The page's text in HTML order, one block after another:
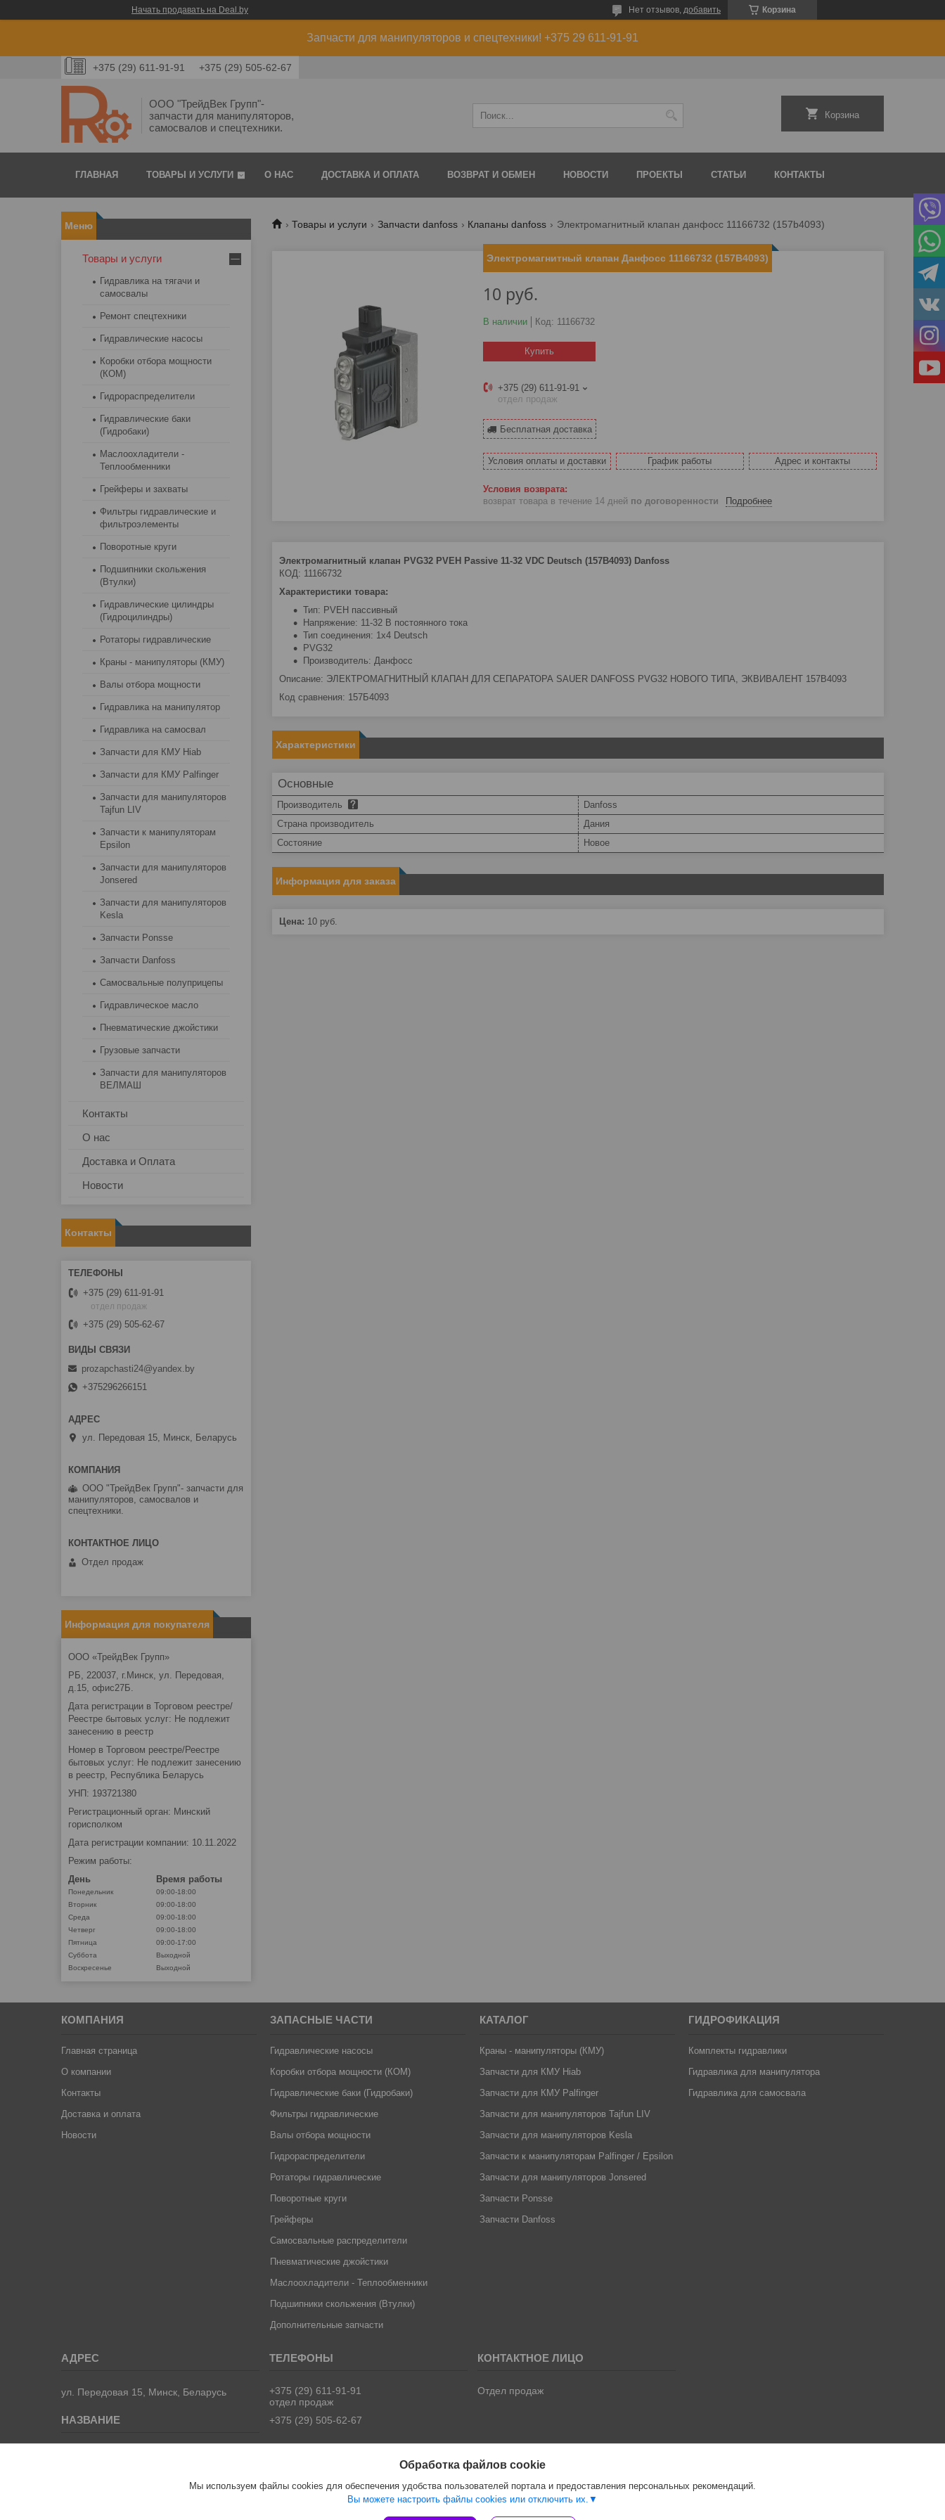
Начать продавать на Deal.by Корзина
Нет отзывов, добавить
Запчасти для манипуляторов и спецтехники! +375 29 611-91-91
+375 (29) 611-91-91 +375 (29) 505-62-67
ООО "ТрейдВек Групп"-
запчасти для манипуляторов,
самосвалов и спецтехники.
Корзина
ГЛАВНАЯ ТОВАРЫ И УСЛУГИ О НАС ДОСТАВКА И ОПЛАТА ВОЗВРАТ И ОБМЕН НОВОСТИ ПРОЕКТЫ СТАТЬИ КОНТАКТЫ
Товары и услуги Запчасти danfoss Клапаны danfoss Электромагнитный клапан данфосс 11166732 (157b4093)
Электромагнитный клапан Данфосс 11166732 (157B4093)
10 руб.
В наличии Код: 11166732
Купить
+375 (29) 611-91-91
отдел продаж
Бесплатная доставка
Условия оплаты и доставки График работы Адрес и контакты
возврат товара в течение 14 дней по договоренности Подробнее
Электромагнитный клапан PVG32 PVEH Passive 11-32 VDC Deutsch (157B4093) Danfoss
КОД: 11166732
Характеристики товара:
Тип: PVEH пассивный
Напряжение: 11-32 В постоянного тока
Тип соединения: 1x4 Deutsch
PVG32
Производитель: Данфосс
Описание: ЭЛЕКТРОМАГНИТНЫЙ КЛАПАН ДЛЯ СЕПАРАТОРА SAUER DANFOSS PVG32 НОВОГО ТИПА, ЭКВИВАЛЕНТ 157B4093
Код сравнения: 157Б4093
Характеристики
Основные
Производитель
Danfoss
Страна производитель
Дания
Состояние
Новое
Информация для заказа
Цена: 10 руб.
Товары и услуги
Гидравлика на тягачи и
самосвалы
Ремонт спецтехники
Гидравлические насосы
Коробки отбора мощности
(КОМ)
Гидрораспределители
Гидравлические баки
(Гидробаки)
Маслоохладители -
Теплообменники
Грейферы и захваты
Фильтры гидравлические и
фильтроэлементы
Поворотные круги
Подшипники скольжения
(Втулки)
Гидравлические цилиндры
(Гидроцилиндры)
Ротаторы гидравлические
Краны - манипуляторы (КМУ)
Валы отбора мощности
Гидравлика на манипулятор
Гидравлика на самосвал
Запчасти для КМУ Hiab
Запчасти для КМУ Palfinger
Запчасти для манипуляторов
Tajfun LIV
Запчасти к манипуляторам
Epsilon
Запчасти для манипуляторов
Jonsered
Запчасти для манипуляторов
Kesla
Запчасти Ponsse
Запчасти Danfoss
Самосвальные полуприцепы
Гидравлическое масло
Пневматические джойстики
Грузовые запчасти
Запчасти для манипуляторов
ВЕЛМАШ
Контакты
О нас
Доставка и Оплата
Новости
Контакты
+375 (29) 611-91-91
отдел продаж
+375 (29) 505-62-67
prozapchasti24@yandex.by
+375296266151
ул. Передовая 15, Минск, Беларусь
ООО "ТрейдВек Групп"- запчасти для
манипуляторов, самосвалов и
спецтехники.
Отдел продаж
Информация для покупателя
ООО «ТрейдВек Групп»
РБ, 220037, г.Минск, ул. Передовая,
д.15, офис27Б.
Дата регистрации в Торговом реестре/
Реестре бытовых услуг: Не подлежит
занесению в реестр
Номер в Торговом реестре/Реестре
бытовых услуг: Не подлежит занесению
в реестр, Республика Беларусь
УНП: 193721380
Регистрационный орган: Минский
горисполком
Дата регистрации компании: 10.11.2022
Режим работы:
День
Время работы
Понедельник
09:00-18:00
Вторник
09:00-18:00
Среда
09:00-18:00
Четверг
09:00-18:00
Пятница
09:00-17:00
Суббота
Выходной
Воскресенье
Выходной
КОМПАНИЯ
Главная страница
О компании
Контакты
Доставка и оплата
Новости
ЗАПАСНЫЕ ЧАСТИ
Гидравлические насосы
Коробки отбора мощности (КОМ)
Гидравлические баки (Гидробаки)
Фильтры гидравлические
Валы отбора мощности
Гидрораспределители
Ротаторы гидравлические
Поворотные круги
Грейферы
Самосвальные распределители
Пневматические джойстики
Маслоохладители - Теплообменники
Подшипники скольжения (Втулки)
Дополнительные запчасти
КАТАЛОГ
Краны - манипуляторы (КМУ)
Запчасти для КМУ Hiab
Запчасти для КМУ Palfinger
Запчасти для манипуляторов Tajfun LIV
Запчасти для манипуляторов Kesla
Запчасти к манипуляторам Palfinger / Epsilon
Запчасти для манипуляторов Jonsered
Запчасти Ponsse
Запчасти Danfoss
ГИДРОФИКАЦИЯ
Комплекты гидравлики
Гидравлика для манипулятора
Гидравлика для самосвала
ул. Передовая 15, Минск, Беларусь
+375 (29) 611-91-91
отдел продаж
+375 (29) 505-62-67
Отдел продаж
Обработка файлов cookie
Мы используем файлы cookies для обеспечения удобства пользователей портала и предоставления персональных рекомендаций.
Вы можете настроить файлы cookies или отключить их.